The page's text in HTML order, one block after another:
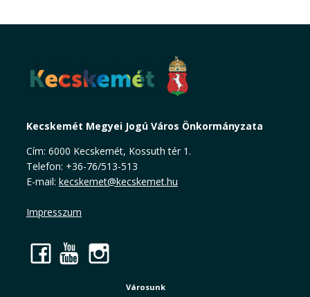
Kecskemét Megyei Jogú Város Önkormányzata
Cím: 6000 Kecskemét, Kossuth tér 1.
Telefon: +36-76/513-513
E-mail: kecskemet@kecskemet.hu
Impresszum
Facebook
YouTube
Városunk